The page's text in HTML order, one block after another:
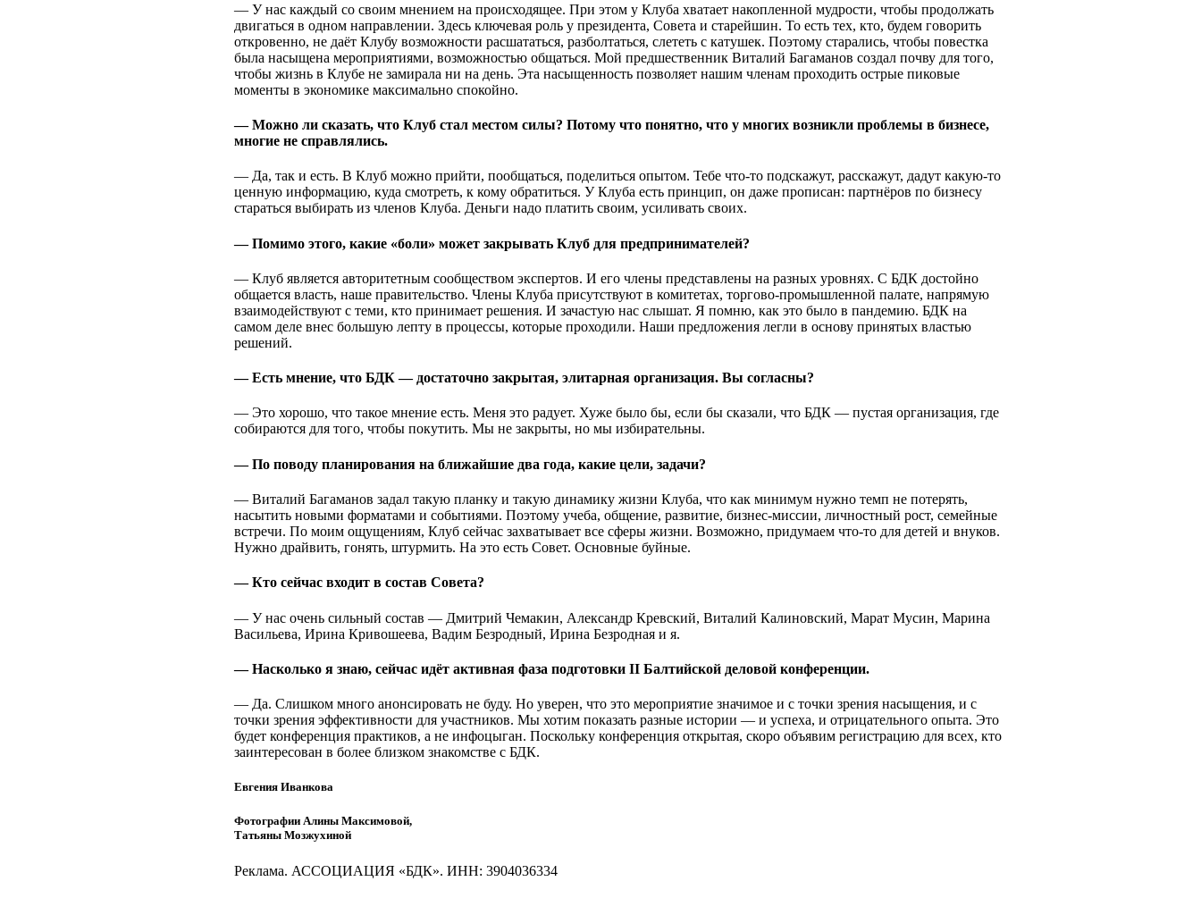
— У нас каждый со своим мнением на происходящее. При этом у Клуба хватает накопленной мудрости, чтобы продолжать
двигаться в одном направлении. Здесь ключевая роль у президента, Совета и старейшин. То есть тех, кто, будем говорить
откровенно, не даёт Клубу возможности расшататься, разболтаться, слететь с катушек. Поэтому старались, чтобы повестка
была насыщена мероприятиями, возможностью общаться. Мой предшественник Виталий Багаманов создал почву для того,
чтобы жизнь в Клубе не замирала ни на день. Эта насыщенность позволяет нашим членам проходить острые пиковые
моменты в экономике максимально спокойно.
— Можно ли сказать, что Клуб стал местом силы? Потому что понятно, что у многих возникли проблемы в бизнесе,
многие не справлялись.
— Да, так и есть. В Клуб можно прийти, пообщаться, поделиться опытом. Тебе что-то подскажут, расскажут, дадут какую-то
ценную информацию, куда смотреть, к кому обратиться. У Клуба есть принцип, он даже прописан: партнёров по бизнесу
стараться выбирать из членов Клуба. Деньги надо платить своим, усиливать своих.
— Помимо этого, какие «боли» может закрывать Клуб для предпринимателей?
— Клуб является авторитетным сообществом экспертов. И его члены представлены на разных уровнях. С БДК достойно
общается власть, наше правительство. Члены Клуба присутствуют в комитетах, торгово-промышленной палате, напрямую
взаимодействуют с теми, кто принимает решения. И зачастую нас слышат. Я помню, как это было в пандемию. БДК на
самом деле внес большую лепту в процессы, которые проходили. Наши предложения легли в основу принятых властью
решений.
— Есть мнение, что БДК — достаточно закрытая, элитарная организация. Вы согласны?
— Это хорошо, что такое мнение есть. Меня это радует. Хуже было бы, если бы сказали, что БДК — пустая организация, где
собираются для того, чтобы покутить. Мы не закрыты, но мы избирательны.
— По поводу планирования на ближайшие два года, какие цели, задачи?
— Виталий Багаманов задал такую планку и такую динамику жизни Клуба, что как минимум нужно темп не потерять,
насытить новыми форматами и событиями. Поэтому учеба, общение, развитие, бизнес-миссии, личностный рост, семейные
встречи. По моим ощущениям, Клуб сейчас захватывает все сферы жизни. Возможно, придумаем что-то для детей и внуков.
Нужно драйвить, гонять, штурмить. На это есть Совет. Основные буйные.
— Кто сейчас входит в состав Совета?
— У нас очень сильный состав — Дмитрий Чемакин, Александр Кревский, Виталий Калиновский, Марат Мусин, Марина
Васильева, Ирина Кривошеева, Вадим Безродный, Ирина Безродная и я.
— Насколько я знаю, сейчас идёт активная фаза подготовки II Балтийской деловой конференции.
— Да. Слишком много анонсировать не буду. Но уверен, что это мероприятие значимое и с точки зрения насыщения, и с
точки зрения эффективности для участников. Мы хотим показать разные истории — и успеха, и отрицательного опыта. Это
будет конференция практиков, а не инфоцыган. Поскольку конференция открытая, скоро объявим регистрацию для всех, кто
заинтересован в более близком знакомстве с БДК.
Евгения Иванкова
Фотографии Алины Максимовой,
Татьяны Мозжухиной
Реклама. АССОЦИАЦИЯ «БДК». ИНН: 3904036334